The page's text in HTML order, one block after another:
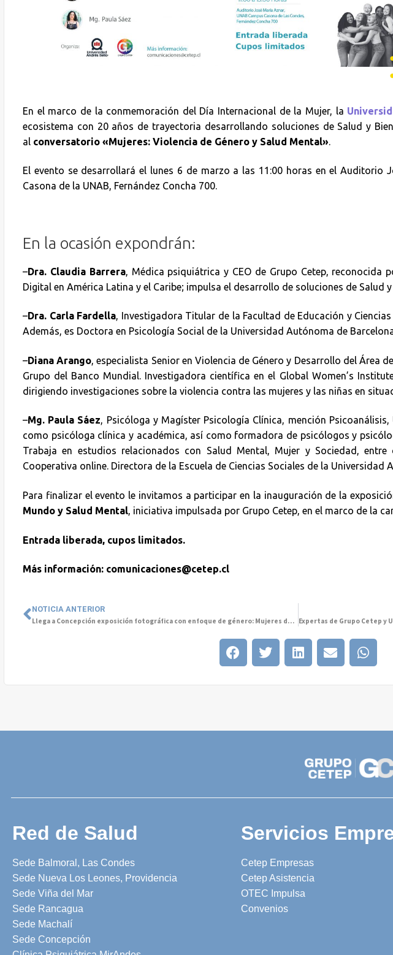
En el marco de la conmemoración del Día Internacional de la Mujer, la
ecosistema con 20 años de trayectoria desarrollando soluciones de Salud y
al conversatorio «Mujeres: Violencia de Género y Salud Mental»
El evento se desarrollará el lunes 6 de marzo a las 11:00 horas en el Auditorio
Casona de la UNAB, Fernández Concha 700.
En la ocasión expondrán:
–Dra. Claudia Barrera, Médica psiquiátrica y CEO de Grupo Cetep, reconocida
Digital en América Latina y el Caribe; impulsa el desarrollo de soluciones de Salud
–Dra. Carla Fardella, Investigadora Titular de la Facultad de Educación y
Además, es Doctora en Psicología Social de la Universidad Autónoma de
–Diana Arango, especialista Senior en Violencia de Género y Desarrollo del Área
Grupo del Banco Mundial. Investigadora científica en el Global Women’s
dirigiendo investigaciones sobre la violencia contra las mujeres y las niñas en
–Mg. Paula Sáez, Psicóloga y Magíster Psicología Clínica, mención Psicoanálisis,
como psicóloga clínica y académica, así como formadora de psicólogos y
Trabaja en estudios relacionados con Salud Mental, Mujer y Sociedad,
Cooperativa online. Directora de la Escuela de Ciencias Sociales de la Universidad
Para finalizar el evento le invitamos a participar en la inauguración de la
Mundo y Salud Mental, iniciativa impulsada por Grupo Cetep, en el marco de la
Entrada liberada, cupos limitados.
Más información: comunicaciones@cetep.cl
NOTICIA ANTERIOR
Llega a Concepción exposición fotográfica con enfoque de género: Mujeres del Mundo y Salud Mental
Red de Salud
Sede Balmoral, Las Condes
Sede Nueva Los Leones, Providencia
Sede Viña del Mar
Sede Rancagua
Sede Machalí
Sede Concepción
Servicios
Cetep Empresas
Cetep Asistencia
OTEC Impulsa
Convenios